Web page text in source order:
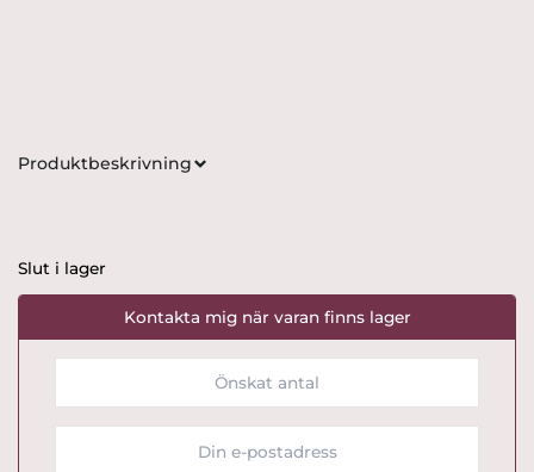
Produktbeskrivning
Slut i lager
Kontakta mig när varan finns lager